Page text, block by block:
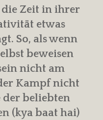
die Zeit in ihrer
etwas
So, als wenn
beweisen
nicht am
Kampf nicht
der beliebten
(kya baat hai)